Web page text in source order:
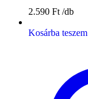
2.590 Ft
Kosárba teszem